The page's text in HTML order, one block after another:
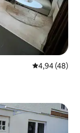
Середня
4,94 (48)